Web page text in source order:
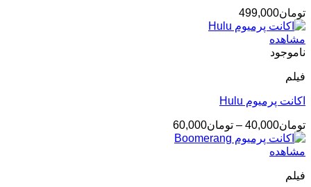
تومان499,000
مشاهده
ناموجود
فیلم
اکانت پرمیوم Hulu
تومان40,000
– تومان60,000محدوده
مشاهده
فیلم